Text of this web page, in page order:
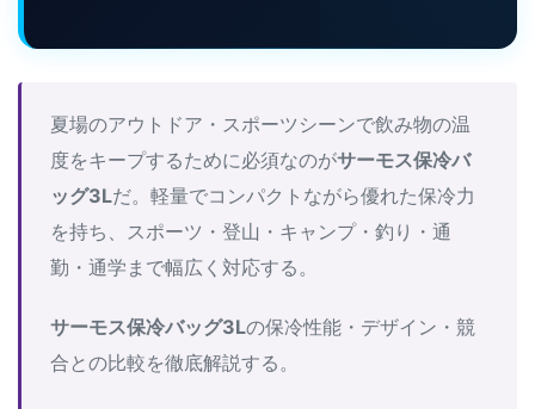
夏場のアウトドア・スポーツシーンで飲み物の温
度をキープするために必須なのがサーモス保冷バ
ッグ3Lだ。軽量でコンパクトながら優れた保冷力
を持ち、スポーツ・登山・キャンプ・釣り・通
勤・通学まで幅広く対応する。
サーモス保冷バッグ3Lの保冷性能・デザイン・競
合との比較を徹底解説する。